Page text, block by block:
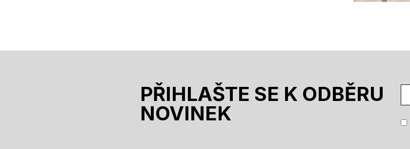
PŘIHLAŠTE SE K ODBĚRU
NOVINEK